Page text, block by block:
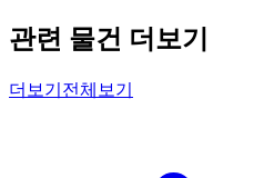
관련 물건 더보기
더보기 전체보기